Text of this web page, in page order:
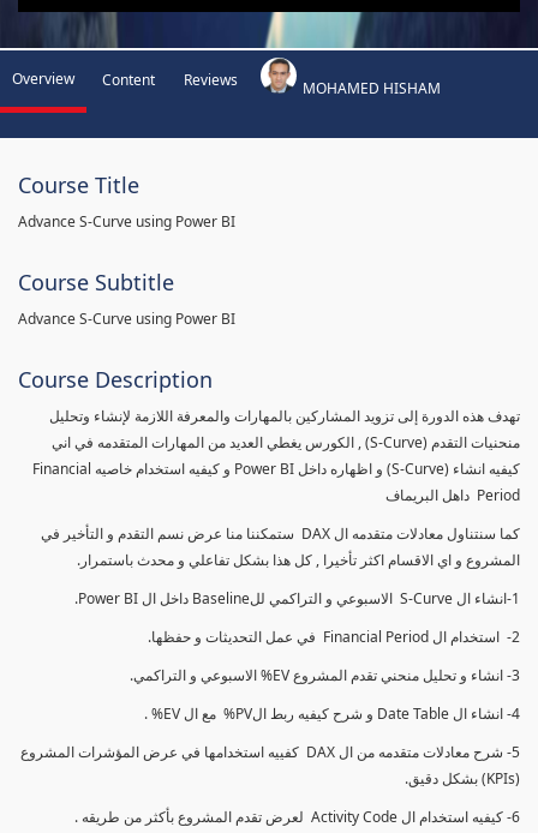
Overview Content Reviews MOHAMED HISHAM
Course Title
Advance S-Curve using Power BI
Course Subtitle
Advance S-Curve using Power BI
Course Description
تهدف هذه الدورة إلى تزويد المشاركين بالمهارات والمعرفة اللازمة لإنشاء وتحليل
منحنيات التقدم (S-Curve) , الكورس يغطي العديد من المهارات المتقدمه في اني
كيفيه انشاء (S-Curve) و اظهاره داخل Power BI و كيفيه استخدام خاصيه Financial
Period داهل البريماف
كما سنتناول معادلات متقدمه ال DAX ستمكننا منا عرض نسم التقدم و التأخير في
المشروع و اي الاقسام اكثر تأخيرا , كل هذا بشكل تفاعلي و محدث باستمرار.
1-انشاء ال S-Curve الاسبوعي و التراكمي للBaseline داخل ال Power BI.
2- استخدام ال Financial Period في عمل التحديثات و حفظها.
3- انشاء و تحليل منحني تقدم المشروع EV% الاسبوعي و التراكمي.
4- انشاء ال Date Table و شرح كيفيه ربط الPV% مع ال EV% .
5- شرح معادلات متقدمه من ال DAX كفييه استخدامها في عرض المؤشرات المشروع
(KPIs) بشكل دقيق.
6- كيفيه استخدام ال Activity Code لعرض تقدم المشروع بأكثر من طريقه .